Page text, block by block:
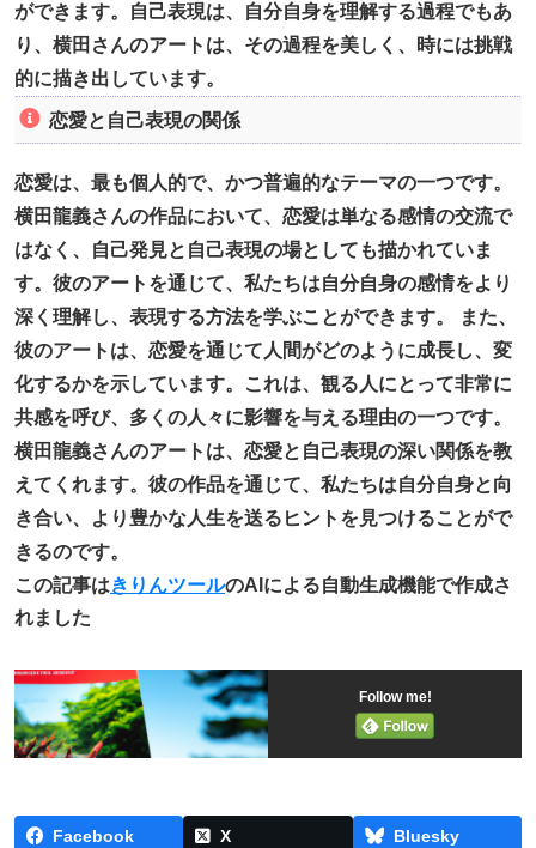
ができます。自己表現は、自分自身を理解する過程でもあ
り、横田さんのアートは、その過程を美しく、時には挑戦
的に描き出しています。
恋愛と自己表現の関係
恋愛は、最も個人的で、かつ普遍的なテーマの一つです。
横田龍義さんの作品において、恋愛は単なる感情の交流で
はなく、自己発見と自己表現の場としても描かれていま
す。彼のアートを通じて、私たちは自分自身の感情をより
深く理解し、表現する方法を学ぶことができます。 また、
彼のアートは、恋愛を通じて人間がどのように成長し、変
化するかを示しています。これは、観る人にとって非常に
共感を呼び、多くの人々に影響を与える理由の一つです。
横田龍義さんのアートは、恋愛と自己表現の深い関係を教
えてくれます。彼の作品を通じて、私たちは自分自身と向
き合い、より豊かな人生を送るヒントを見つけることがで
きるのです。
この記事はきりんツールのAIによる自動生成機能で作成さ
れました
Follow me!
Facebook X
Bluesky